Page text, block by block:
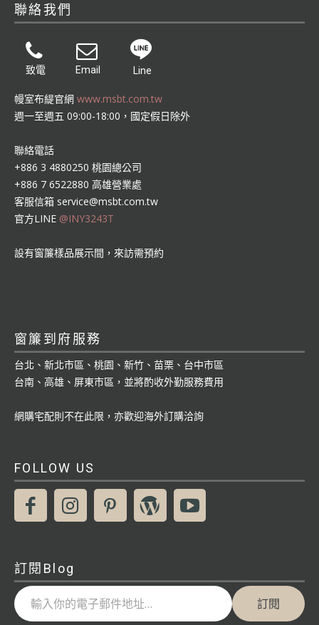
聯絡我們
致電 Email Line
幔室布緹官網 www.msbt.com.tw
週一至週五 09:00-18:00，國定假日除外
聯絡電話
+886 3 4880250 桃園總公司
+886 7 6522880 高雄營業處
客服信箱 service@msbt.com.tw
官方LINE @INY3243T
設有窗簾樣品展示間，來訪需預約
窗簾到府服務
台北、新北市區、桃園、新竹、苗栗、台中市區
台南、高雄、屏東市區，並將酌收外勤服務費用
網購宅配則不在此限，亦歡迎海外訂購洽詢
FOLLOW US
訂閱Blog
輸入你的電子郵件地址…
訂閱